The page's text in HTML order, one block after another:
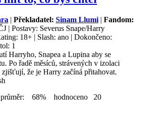
| Překladatel: Sinam Llumi | Fandom:
| Postavy: Severus Snape/Harry
18+ | Slash: ano | Dokončeno:
1
Harryho, Snapea a Lupina aby se
Po řadě měsíců, strávených v izolaci
že je Harry začíná přitahovat.
průměr: 68% hodnoceno 20